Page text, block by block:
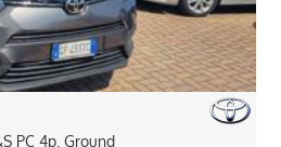
PC 4p. Ground